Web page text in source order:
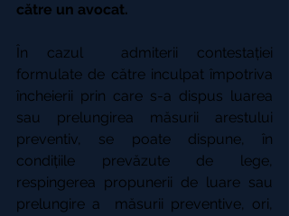
către un avocat.
În cazul  admiterii contestației
formulate de către inculpat împotriva
încheierii prin care s-a dispus luarea
sau prelungirea măsurii arestului
preventiv, se poate dispune, în
condițiile prevăzute de lege,
respingerea propunerii de luare sau
prelungire a  măsurii preventive, ori,